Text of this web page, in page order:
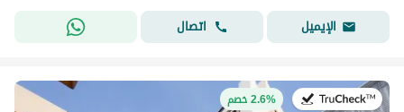
الإيميل
اتصال
في:22 يوليو 20262.6% خصم